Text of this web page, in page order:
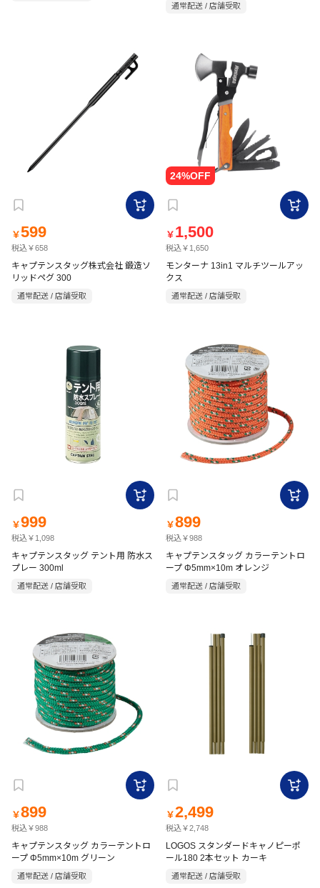
通常配送 / 店舗受取
￥599
税込￥658
キャプテンスタッグ株式会社 鍛造ソ
リッドペグ 300
通常配送 / 店舗受取
￥ 1,500
税込￥1,650
モンターナ 13in1 マルチツールアッ
クス
通常配送 / 店舗受取
￥999
税込￥1,098
キャプテンスタッグ テント用 防水ス
プレー 300ml
通常配送 / 店舗受取
￥899
税込￥988
キャプテンスタッグ カラーテントロ
ープ Φ5mm×10m オレンジ
通常配送 / 店舗受取
￥899
税込￥988
キャプテンスタッグ カラーテントロ
ープ Φ5mm×10m グリーン
通常配送 / 店舗受取
￥2,499
税込￥2,748
LOGOS スタンダードキャノピーポ
ール180 2本セット カーキ
通常配送 / 店舗受取